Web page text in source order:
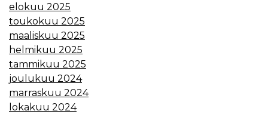
elokuu 2025
toukokuu 2025
maaliskuu 2025
helmikuu 2025
tammikuu 2025
joulukuu 2024
marraskuu 2024
lokakuu 2024